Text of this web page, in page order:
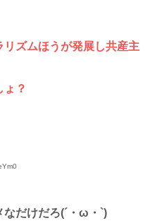
ズムほうが発展し共産主
ょ？
なだけだろ(´・ω・`)